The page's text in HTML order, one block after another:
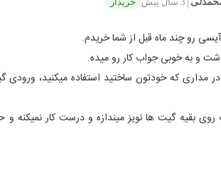
رو چند ماه قبل از شما خریدم.
و به خوبی جواب کار رو میده.
مداری که خودتون ساختید استفاده میکنید، ورودی
روی بقیه گیت ها نویز میندازه و درست کار نمیکنه